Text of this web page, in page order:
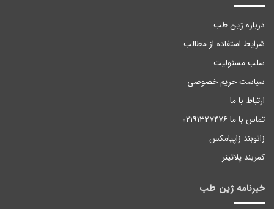
درباره ژین طب
شرایط استفاده از مطالب
سلب مسئولیت
سیاست حریم خصوصی
ارتباط با ما
تماس با ما ۰۲۱۹۱۳۲۷۴۷۶
زانوبند زاپیامکس
کمربند پلاتینر
خبرنامه ژین طب